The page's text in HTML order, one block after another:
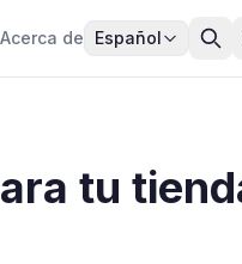
Acerca de Español
tu